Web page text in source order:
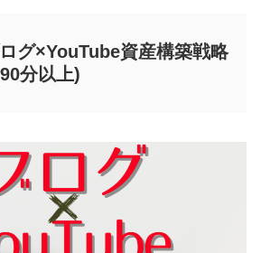
グ×YouTube資産構築戦略
分以上)